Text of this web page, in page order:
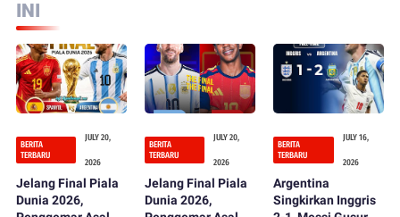
INI
BERITA
TERBARU
JULY 20,
2026
Jelang Final Piala
Dunia 2026,
BERITA
TERBARU
JULY 20,
2026
Jelang Final Piala
Dunia 2026,
BERITA
TERBARU
JULY 16,
2026
Argentina
Singkirkan Inggris